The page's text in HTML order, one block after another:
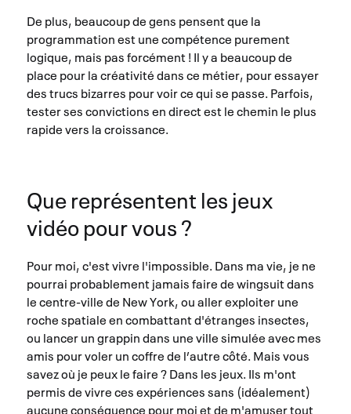
De plus, beaucoup de gens pensent que la
programmation est une compétence purement
logique, mais pas forcément ! Il y a beaucoup de
place pour la créativité dans ce métier, pour essayer
des trucs bizarres pour voir ce qui se passe. Parfois,
tester ses convictions en direct est le chemin le plus
rapide vers la croissance.
Que représentent les jeux
vidéo pour vous ?
Pour moi, c'est vivre l'impossible. Dans ma vie, je ne
pourrai probablement jamais faire de wingsuit dans
le centre-ville de New York, ou aller exploiter une
roche spatiale en combattant d'étranges insectes,
ou lancer un grappin dans une ville simulée avec mes
amis pour voler un coffre de l’autre côté. Mais vous
savez où je peux le faire ? Dans les jeux. Ils m'ont
permis de vivre ces expériences sans (idéalement)
aucune conséquence pour moi et de m'amuser tout